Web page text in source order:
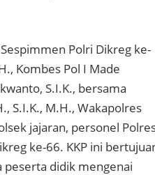
Polri Dikreg ke-
Kombes Pol I Made
S.I.K., bersama
S.I.K., M.H., Wakapolres
jajaran, personel
ke-66. KKP ini
didik mengenai